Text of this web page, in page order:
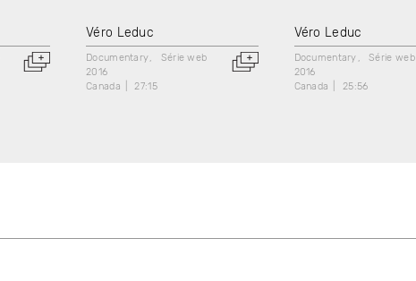
Véro Leduc
Documentary
Série web
2016
Canada
27:15
Véro Leduc
Documentary
Série web
2016
Canada
25:56